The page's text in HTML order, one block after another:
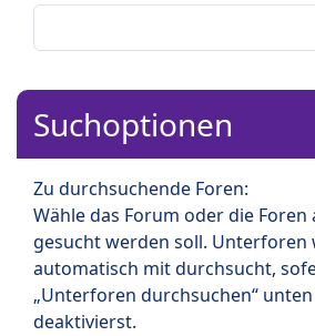
Suchoptionen
Zu durchsuchende Foren:
Wähle das Forum oder die Foren
gesucht werden soll. Unterforen
automatisch mit durchsucht,
„Unterforen durchsuchen“
deaktivierst.